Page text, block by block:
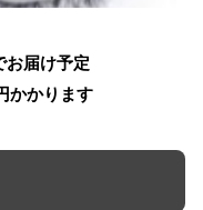
お届け予定
かかります